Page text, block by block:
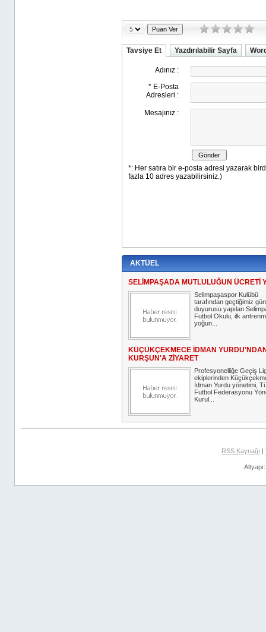
Tavsiye Et Yazdırılabilir Sayfa
AKTÜEL
SELİMPAŞADA MUTLULUĞUN ÜCRETİ
Selimpaşaspor Kulübü
tarafından geçtiğimiz
duyurusu yapılan
Futbol Okulu, ilk
yoğun...
KÜÇÜKÇEKMECE İDMAN
KURŞUN'A ZİYARET
Profesyonelliğe Geçiş
ekiplerinden
İdman Yurdu yönetimi,
Futbol Federasyonu
Kurul...
RSS Kaynağı |